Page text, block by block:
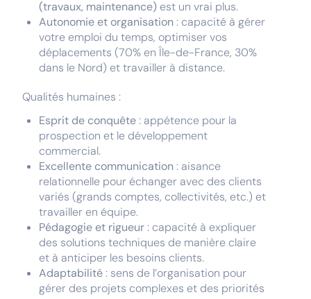
(travaux, maintenance) est un vrai plus.
Autonomie et organisation: capacité à gérer
votre emploi du temps, optimiser vos
déplacements (70% en Île-de-France, 30%
dans le Nord) et travailler à distance.
Qualités humaines :
Esprit de conquête: appétence pour la
prospection et le développement
commercial.
Excellente communication: aisance
relationnelle pour échanger avec des clients
variés (grands comptes, collectivités, etc.) et
travailler en équipe.
Pédagogie et rigueur: capacité à expliquer
des solutions techniques de manière claire
et à anticiper les besoins clients.
Adaptabilité: sens de l’organisation pour
gérer des projets complexes et des priorités